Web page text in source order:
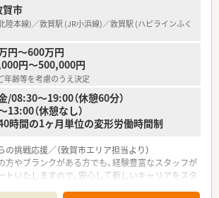
を完備している法人の店舗です。
組みをしています】
いては患者様ご自身で煎じていただき、刻みも既製
ことで相談時間を確保しています。
ひとつの特徴や働きをきちんと理解して使い分け
し、丁寧な服薬指導を実施しています。
しっかりと時間をかけてほしいという代表の思い
調剤機器を導入して効率化を図っています。
賀市
陸本線)／敦賀駅 (JR小浜線)／敦賀駅 (ハピラインふく
円～600万円
円～500,000円
年齢等を考慮のうえ決定
/08:30～19:00（休憩60分）
13:00（休憩なし）
時間の1ヶ月単位の変形労働時間制
の挑戦応援／（敦賀市エリア担当より）
方やブランクがある方でも、経験豊富なスタッフが
トいたしますので、安心して新しいキャリアをスタ